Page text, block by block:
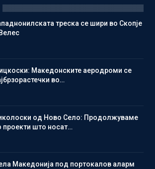
треска се шири во Скопје
Македонските аеродроми се
во…
од Ново Село: Продолжуваме
проекти што носат…
Македонија под портокалов аларм